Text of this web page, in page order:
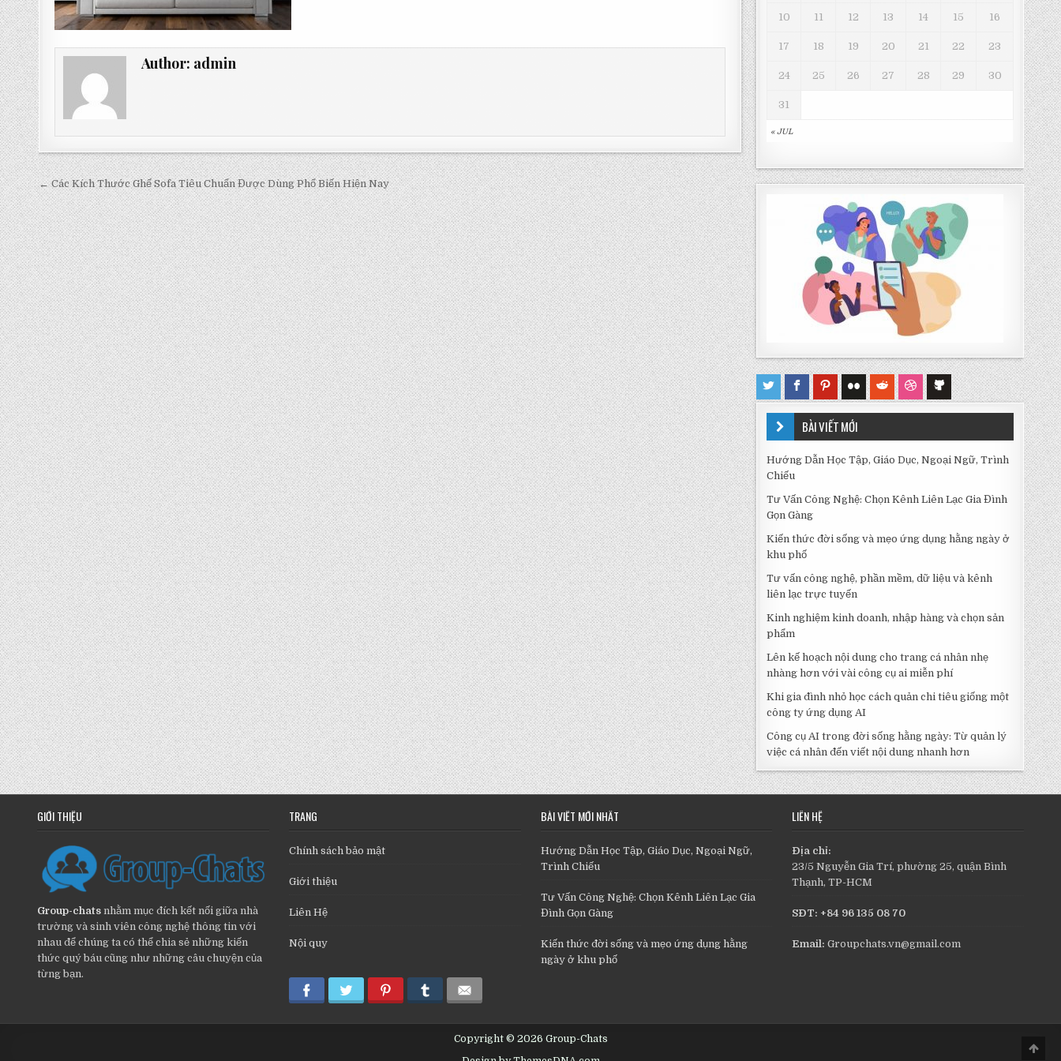
Author: admin
Post
navigation
← Các Kích Thước Ghế Sofa Tiêu Chuẩn Được Dùng Phổ Biến Hiện Nay
« JUL
10 11 12 13 14 15 16
17 18 19 20 21 22 23
24 25 26 27 28 29 30
31
BÀI VIẾT MỚI
Hướng Dẫn Học Tập, Giáo Dục, Ngoại Ngữ, Trình
Chiếu
Tư Vấn Công Nghệ: Chọn Kênh Liên Lạc Gia Đình
Gọn Gàng
Kiến thức đời sống và mẹo ứng dụng hằng ngày ở
khu phố
Tư vấn công nghệ, phần mềm, dữ liệu và kênh
liên lạc trực tuyến
Kinh nghiệm kinh doanh, nhập hàng và chọn sản
phẩm
Lên kế hoạch nội dung cho trang cá nhân nhẹ
nhàng hơn với vài công cụ ai miễn phí
Khi gia đình nhỏ học cách quản chi tiêu giống một
công ty ứng dụng AI
Công cụ AI trong đời sống hằng ngày: Từ quản lý
việc cá nhân đến viết nội dung nhanh hơn
GIỚI THIỆU
Group-chats nhằm mục đích kết nối giữa nhà
trường và sinh viên công nghệ thông tin với
nhau để chúng ta có thể chia sẻ những kiến
thức quý báu cũng như những câu chuyện của
từng bạn.
TRANG
Chính sách bảo mật
Giới thiệu
Liên Hệ
Nội quy
BÀI VIẾT MỚI NHẤT
Hướng Dẫn Học Tập, Giáo Dục, Ngoại Ngữ,
Trình Chiếu
Tư Vấn Công Nghệ: Chọn Kênh Liên Lạc Gia
Đình Gọn Gàng
Kiến thức đời sống và mẹo ứng dụng hằng
ngày ở khu phố
LIÊN HỆ
Địa chỉ:
23/5 Nguyễn Gia Trí, phường 25, quận Bình
Thạnh, TP-HCM
SĐT: +84 96 135 08 70
Email: Groupchats.vn@gmail.com
Copyright © 2026 Group-Chats